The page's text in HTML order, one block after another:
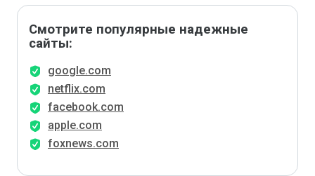
Смотрите популярные надежные
сайты:
google.com
netflix.com
facebook.com
apple.com
foxnews.com